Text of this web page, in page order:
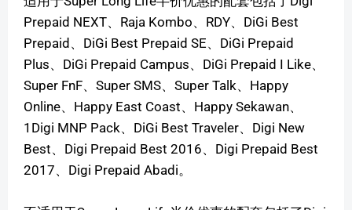
Prepaid NEXT、Raja Kombo、RDY、DiGi Best
Prepaid、DiGi Best Prepaid SE、DiGi Prepaid
Plus、DiGi Prepaid Campus、DiGi Prepaid I Like、
Super FnF、Super SMS、Super Talk、Happy
Online、Happy East Coast、Happy Sekawan、
1Digi MNP Pack、DiGi Best Traveler、Digi New
Best、Digi Prepaid Best 2016、Digi Prepaid Best
2017、Digi Prepaid Abadi。